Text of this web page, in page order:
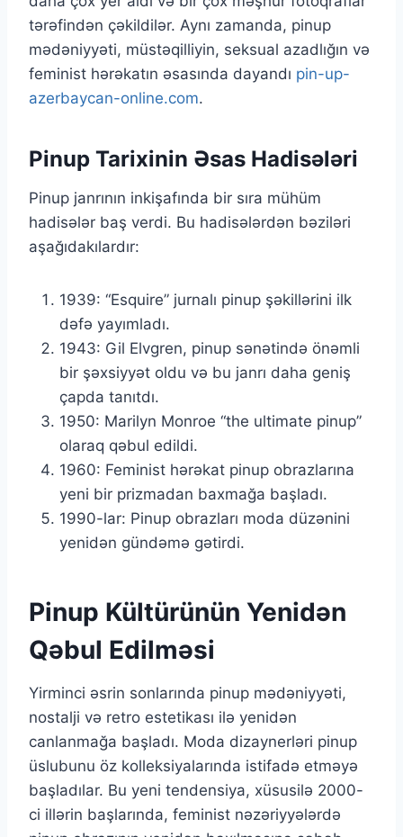
tərəfindən çəkildilər. Aynı zamanda, pinup
mədəniyyəti, müstəqilliyin, seksual azadlığın və
feminist hərəkatın əsasında dayandı pin-up-
azerbaycan-online.com.
Pinup Tarixinin Əsas Hadisələri
Pinup janrının inkişafında bir sıra mühüm
hadisələr baş verdi. Bu hadisələrdən bəziləri
aşağıdakılardır:
1939: “Esquire” jurnalı pinup şəkillərini ilk
dəfə yayımladı.
1943: Gil Elvgren, pinup sənətində önəmli
bir şəxsiyyət oldu və bu janrı daha geniş
çapda tanıtdı.
1950: Marilyn Monroe “the ultimate pinup”
olaraq qəbul edildi.
1960: Feminist hərəkat pinup obrazlarına
yeni bir prizmadan baxmağa başladı.
1990-lar: Pinup obrazları moda düzənini
yenidən gündəmə gətirdi.
Pinup Kültürünün Yenidən
Qəbul Edilməsi
Yirminci əsrin sonlarında pinup mədəniyyəti,
nostalji və retro estetikası ilə yenidən
canlanmağa başladı. Moda dizaynerləri pinup
üslubunu öz kolleksiyalarında istifadə etməyə
başladılar. Bu yeni tendensiya, xüsusilə 2000-
ci illərin başlarında, feminist nəzəriyyələrdə